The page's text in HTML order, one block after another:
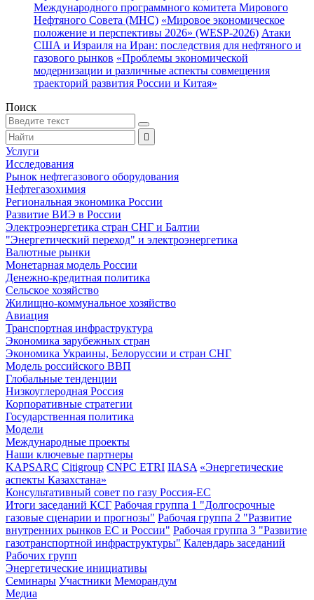
Международного программного комитета Мирового
Нефтяного Совета (МНС) «Мировое экономическое
положение и перспективы 2026» (WESP-2026) Атаки
США и Израиля на Иран: последствия для нефтяного и
газового рынков «Проблемы экономической
модернизации и различные аспекты совмещения
траекторий развития России и Китая»
Поиск
Услуги
Исследования
Рынок нефтегазового оборудования
Нефтегазохимия
Региональная экономика России
Развитие ВИЭ в России
Электроэнергетика стран СНГ и Балтии
"Энергетический переход" и электроэнергетика
Валютные рынки
Монетарная модель России
Денежно-кредитная политика
Сельское хозяйство
Жилищно-коммунальное хозяйство
Авиация
Транспортная инфраструктура
Экономика зарубежных стран
Экономика Украины, Белоруссии и стран СНГ
Модель российского ВВП
Глобальные тенденции
Низкоуглеродная Россия
Корпоративные стратегии
Государственная политика
Модели
Международные проекты
Наши ключевые партнеры
KAPSARC Citigroup CNPC ETRI IIASA «Энергетические
аспекты Казахстана»
Консультативный совет по газу Россия-ЕС
Итоги заседаний КСГ Рабочая группа 1 "Долгосрочные
газовые сценарии и прогнозы" Рабочая группа 2 "Развитие
внутренних рынков ЕС и России" Рабочая группа 3 "Развитие
газотранспортной инфраструктуры" Календарь заседаний
Рабочих групп
Энергетические инициативы
Семинары Участники Меморандум
Медиа